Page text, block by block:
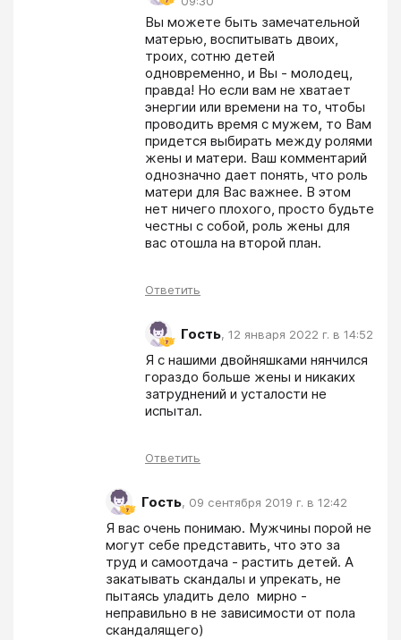
Вы можете быть замечательной
матерью, воспитывать двоих,
троих, сотню детей
одновременно, и Вы - молодец,
правда! Но если вам не хватает
энергии или времени на то, чтобы
проводить время с мужем, то Вам
придется выбирать между ролями
жены и матери. Ваш комментарий
однозначно дает понять, что роль
матери для Вас важнее. В этом
нет ничего плохого, просто будьте
честны с собой, роль жены для
вас отошла на второй план.
Ответить
Гость, 12 января 2022 г. в 14:52
Я с нашими двойняшками нянчился
гораздо больше жены и никаких
затруднений и усталости не
испытал.
Ответить
Гость, 09 сентября 2019 г. в 12:42
Я вас очень понимаю. Мужчины порой не
могут себе представить, что это за
труд и самоотдача - растить детей. А
закатывать скандалы и упрекать, не
пытаясь уладить дело  мирно -
неправильно в не зависимости от пола
скандалящего)